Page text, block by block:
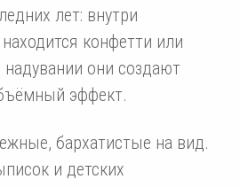
лет: внутри
конфетти или
они создают
эффект.
бархатистые на вид.
и детских